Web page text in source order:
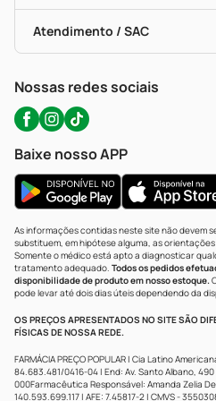
Bulas De A A Z
Políticas De Marketplace
Autoteste Covid-19
Certificado De Segurança
Portal Da Privacidade
Atendimento / SAC
WhatsApp (47) 9202-1687
Nossas redes sociais
Baixe nosso APP
As informações contidas neste site não devem
substituem, em hipótese alguma, as
Somente o médico está apto a diagnosticar
tratamento adequado. Todos os pedidos
disponibilidade de produto em nosso estoque.
pode levar até dois dias úteis dependendo da
OS PREÇOS APRESENTADOS NO SITE SÃO
FÍSICAS DE NOSSA REDE.
FARMÁCIA PREÇO POPULAR | Cia Latino
84.683.481/0416-04 | End: Av. Santo Albano, 490
000Farmacêutica Responsável: Amanda Zelia
140.593.699.117 | AFE: 7.45817-2 | CMVS -